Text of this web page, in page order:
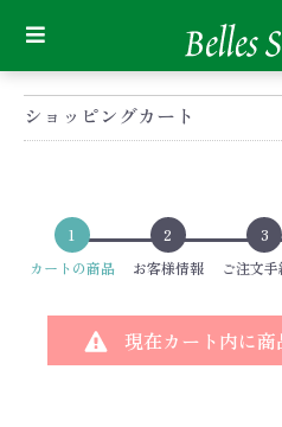
ショッピングカート
1
カートの商品
2
お客様情報
3
ご注文手
現在カート内に商